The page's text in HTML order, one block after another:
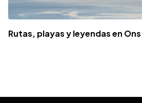
Rutas, playas y leyendas en Ons